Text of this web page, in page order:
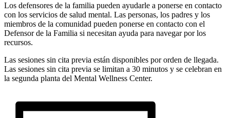
Los defensores de la familia pueden ayudarle a ponerse en contacto
con los servicios de salud mental. Las personas, los padres y los
miembros de la comunidad pueden ponerse en contacto con el
Defensor de la Familia si necesitan ayuda para navegar por los
recursos.
Las sesiones sin cita previa están disponibles por orden de llegada.
Las sesiones sin cita previa se limitan a 30 minutos y se celebran en
la segunda planta del Mental Wellness Center.